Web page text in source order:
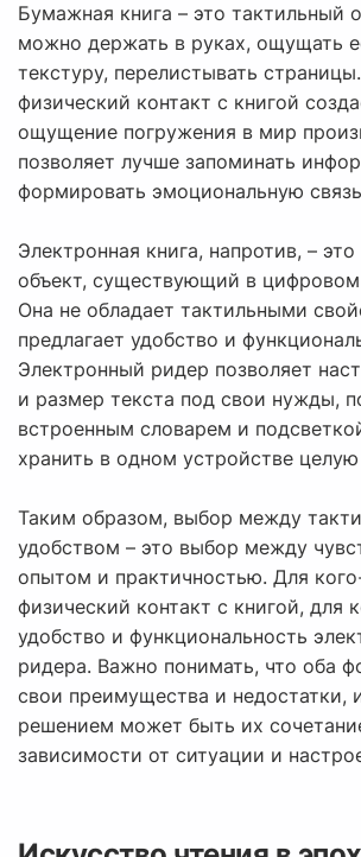
Бумажная книга – это тактильный
можно держать в руках, ощущать
текстуру, перелистывать
физический контакт с книгой
ощущение погружения в мир
позволяет лучше запоминать
формировать эмоциональную
Электронная книга, напротив, –
объект, существующий в цифровом
Она не обладает тактильными
предлагает удобство и
Электронный ридер позволяет
и размер текста под свои нужды,
встроенным словарем и
хранить в одном устройстве целую
Таким образом, выбор между
удобством – это выбор между
опытом и практичностью. Для
физический контакт с книгой, для
удобство и функциональность
ридера. Важно понимать, что оба
свои преимущества и недостатки,
решением может быть их
зависимости от ситуации и